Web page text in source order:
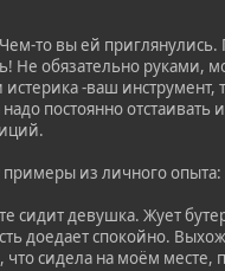
то вы ей
Не обязательно руками,
-ваш
постоянно
из личного опыта:
сидит девушка. Жует
доедает спокойно.
сидела на моём месте,